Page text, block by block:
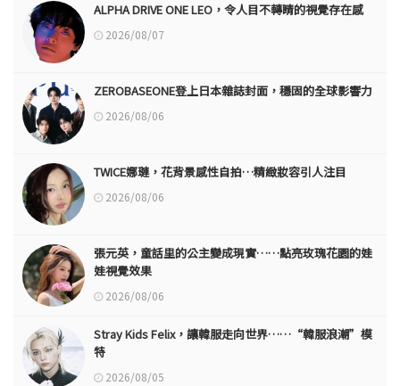
ALPHA DRIVE ONE LEO，令人目不轉睛的視覺存在感
2026/08/07
ZEROBASEONE登上日本雜誌封面，穩固的全球影響力
2026/08/06
TWICE娜璉，花背景感性自拍…精緻妝容引人注目
2026/08/06
張元英，童話里的公主變成現實……點亮玫瑰花園的娃
娃視覺效果
2026/08/06
Stray Kids Felix，讓韓服走向世界……“韓服浪潮”模
特
2026/08/05